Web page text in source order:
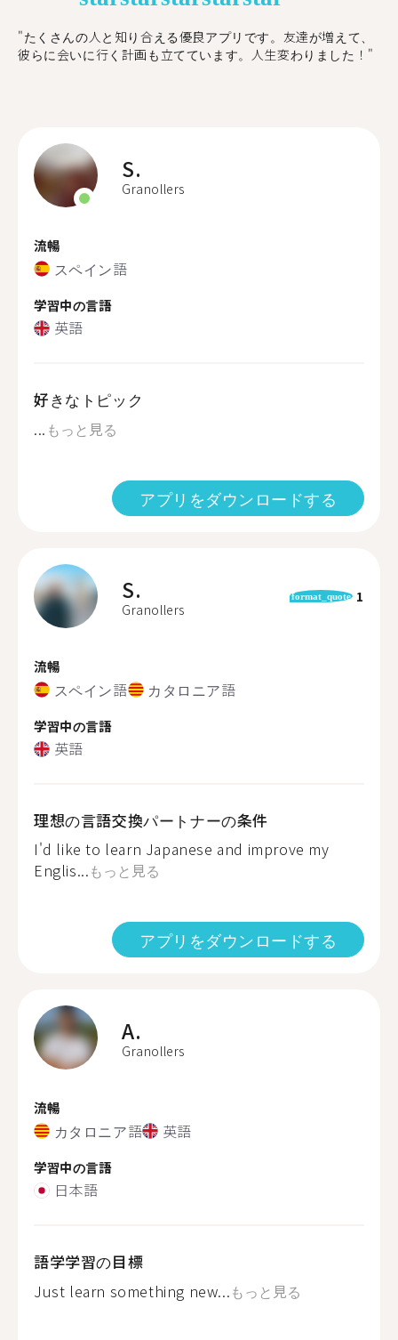
"たくさんの人と知り合える優良アプリです。友達が増えて、
彼らに会いに行く計画も立てています。人生変わりました！"
S.
Granollers
流暢
スペイン語
学習中の言語
英語
好きなトピック
... もっと見る
アプリをダウンロードする
S.
Granollers
format_quote 1
流暢
スペイン語 カタロニア語
学習中の言語
英語
理想の言語交換パートナーの条件
I'd like to learn Japanese and improve my
Englis...もっと見る
アプリをダウンロードする
A.
Granollers
流暢
カタロニア語 英語
学習中の言語
日本語
語学学習の目標
Just learn something new...もっと見る